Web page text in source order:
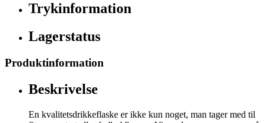
Trykinformation
Lagerstatus
Produktinformation
Beskrivelse
En kvalitetsdrikkeflaske er ikke kun noget, man tager med til